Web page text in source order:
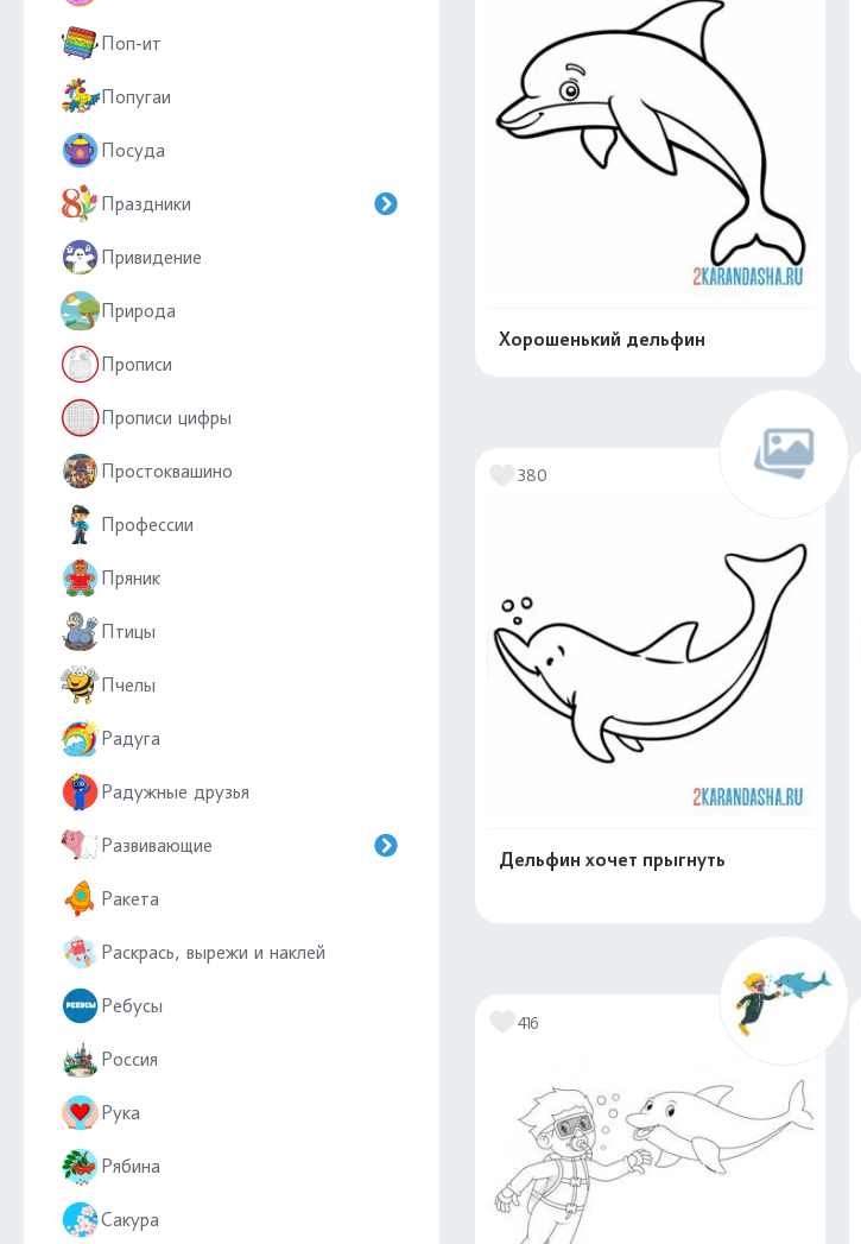
Поп-ит
Попугаи
Посуда
Праздники
Привидение
Природа
Прописи
Прописи цифры
Простоквашино
Профессии
Пряник
Птицы
Пчелы
Радуга
Радужные друзья
Развивающие
Ракета
Раскрась, вырежи и наклей
Ребусы
Россия
Рука
Рябина
Сакура
Хорошенький дельфин
380
Дельфин хочет прыгнуть
416